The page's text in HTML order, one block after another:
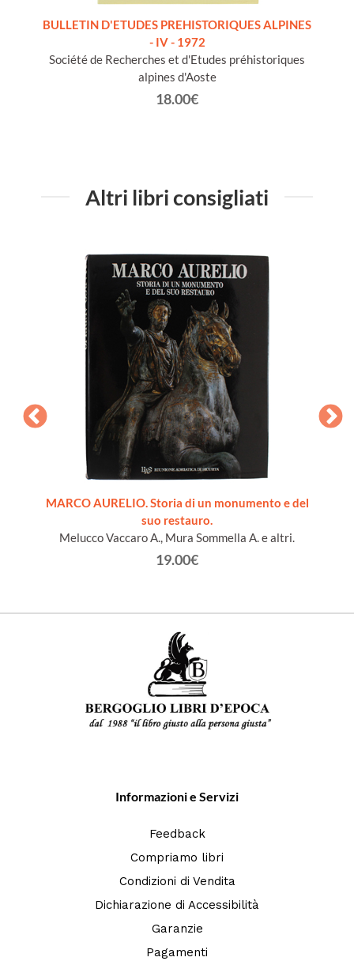
BULLETIN D'ETUDES PREHISTORIQUES ALPINES
- IV - 1972
Société de Recherches et d'Etudes préhistoriques
alpines d'Aoste
18.00€
Altri libri consigliati
MARCO AURELIO. Storia di un monumento e del
suo restauro.
Melucco Vaccaro A., Mura Sommella A. e altri.
19.00€
Informazioni e Servizi
Feedback
Compriamo libri
Condizioni di Vendita
Dichiarazione di Accessibilità
Garanzie
Pagamenti